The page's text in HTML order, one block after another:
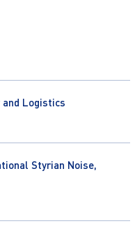
and Logistics
Styrian Noise,